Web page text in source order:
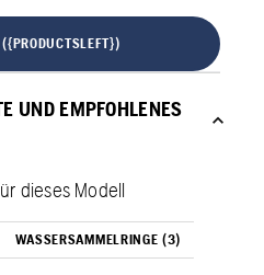
UND EMPFOHLENES
dieses Modell
WASSERSAMMELRINGE (3)